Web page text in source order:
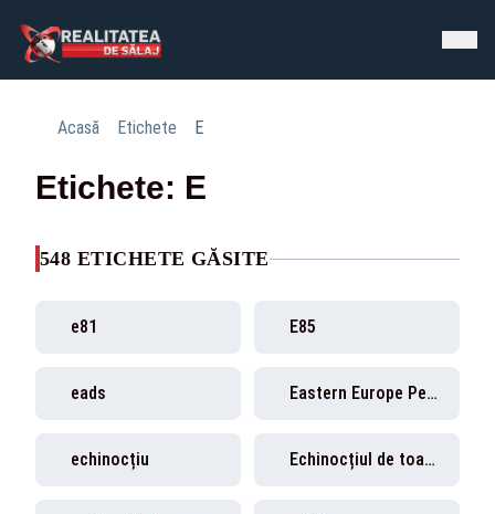
Acasă Etichete E
Etichete: E
548 ETICHETE GĂSITE
e81 E85
eads Eastern Europe Peace Forum
echinocțiu Echinocțiul de toamnă 2021